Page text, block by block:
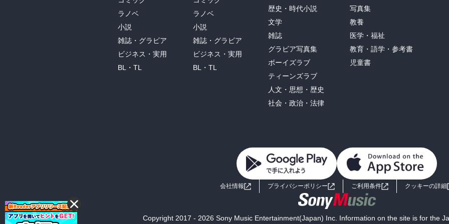
ラノベ
小説
雑誌・グラビア
ビジネス・実用
BL・TL
ラノベ
小説
雑誌・グラビア
ビジネス・実用
BL・TL
歴史・時代小説
文学
雑誌
グラビア写真集
ボーイズラブ
ティーンズラブ
人文・思想・歴史
社会・政治・法律
写真集
教養
医学・福祉
教育・語学・参考書
児童書
会社情報 プライバシーポリシー ご利用条件 クッキーの詳細
Copyright 2017 - 2026 Sony Music Entertainment(Japan) Inc. Information on the site is for the